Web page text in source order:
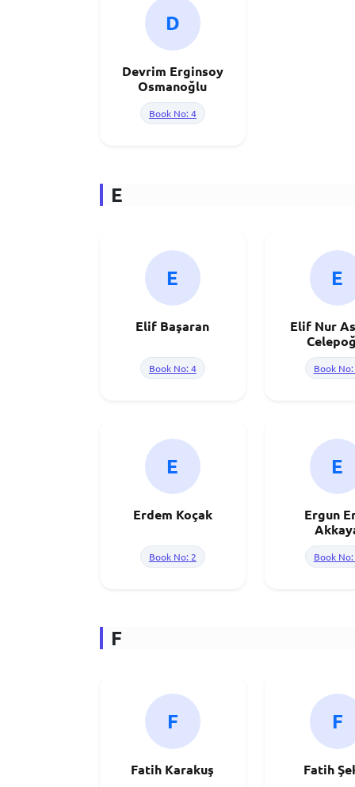
D
Devrim Erginsoy
Osmanoğlu
Book No: 4
E
E
Elif Başaran
Book No: 4
E
Elif Nur
Book No:
E
Erdem Koçak
Book No: 2
E
Ergun
Book No:
F
F
Fatih Karakuş
F
Fatih